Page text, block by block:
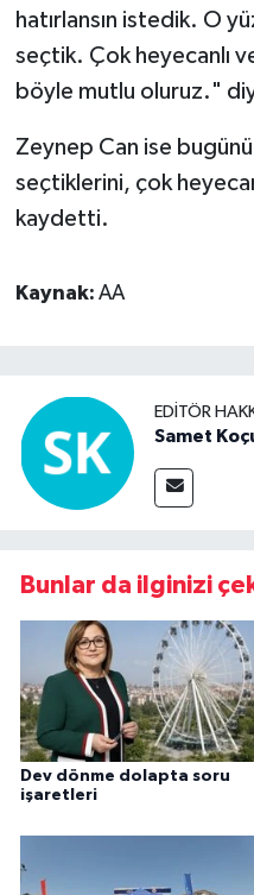
hatırlansın istedik. O
seçtik. Çok heyecanlı
böyle mutlu oluruz."
Zeynep Can ise
seçtiklerini, çok
kaydetti.
Kaynak: AA
EDITÖR
Samet
Bunlar da ilginizi
Dev dönme dolapta soru
işaretleri